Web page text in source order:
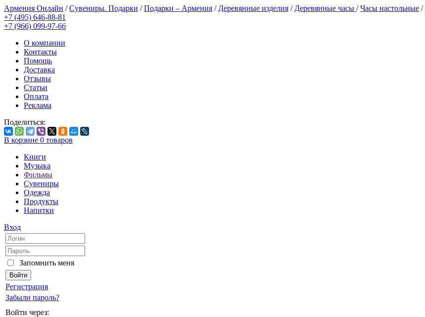
Армения Онлайн /Сувениры. Подарки /Подарки – Армения / Деревянные изделия / Деревянные часы /Часы настольные /
+7 (495) 646-88-81
+7 (966) 099-97-66
О компании
Контакты
Помощь
Доставка
Отзывы
Статьи
Оплата
Реклама
Поделиться:
В корзине 0 товаров
Книги
Музыка
Фильмы
Сувениры
Одежда
Продукты
Напитки
Вход
Запомнить меня
Регистрация
Забыли пароль?
Войти через: